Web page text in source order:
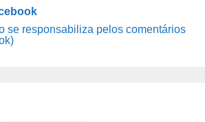
se responsabiliza pelos comentários